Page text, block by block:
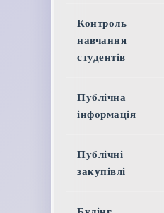
Контроль
навчання
студентів
Публічна
інформація
Публічні
закупівлі